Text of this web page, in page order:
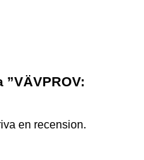
en recension.